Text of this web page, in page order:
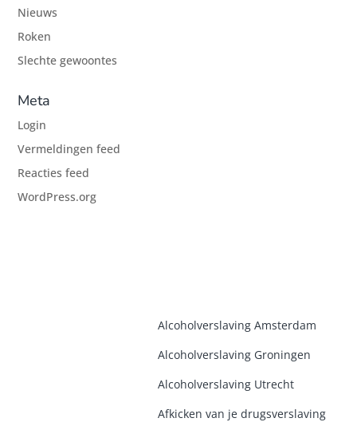
Nieuws
Roken
Slechte gewoontes
Meta
Login
Vermeldingen feed
Reacties feed
WordPress.org
Alcoholverslaving Amsterdam
Alcoholverslaving Groningen
Alcoholverslaving Utrecht
Afkicken van je drugsverslaving